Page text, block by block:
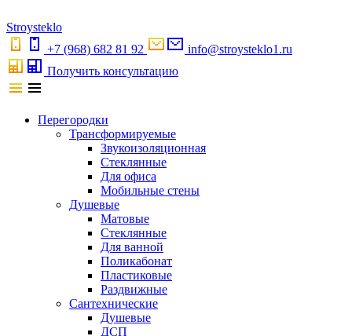
Stroysteklo
+7 (968) 682 81 92
info@stroysteklo1.ru
Получить консультацию
Перегородки
Трансформируемые
Звукоизоляционная
Стеклянные
Для офиса
Мобильные стены
Душевые
Матовые
Стеклянные
Для ванной
Поликабонат
Пластиковые
Раздвижные
Сантехнические
Душевые
ДСП